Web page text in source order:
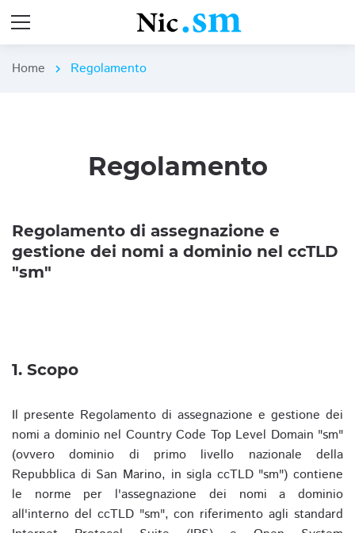
Home chevron_right Regolamento
Regolamento
Regolamento di assegnazione e
gestione dei nomi a dominio nel ccTLD
"sm"
1. Scopo
Il presente Regolamento di assegnazione e gestione dei
nomi a dominio nel Country Code Top Level Domain "sm"
(ovvero dominio di primo livello nazionale della
Repubblica di San Marino, in sigla ccTLD "sm") contiene
le norme per l'assegnazione dei nomi a dominio
all'interno del ccTLD "sm", con riferimento agli standard